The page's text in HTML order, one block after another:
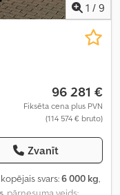
1 / 9
96 281 €
Fiksēta cena plus PVN
(114 574 € bruto)
Zvanīt
kopējais svars:6 000 kg,